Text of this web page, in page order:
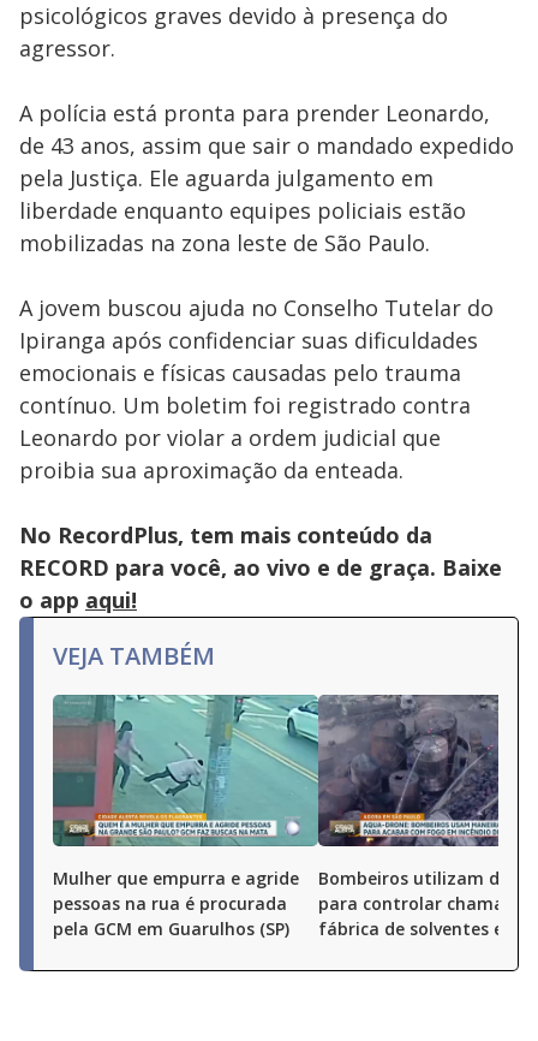
psicológicos graves devido à presença do
agressor.
A polícia está pronta para prender Leonardo,
de 43 anos, assim que sair o mandado expedido
pela Justiça. Ele aguarda julgamento em
liberdade enquanto equipes policiais estão
mobilizadas na zona leste de São Paulo.
A jovem buscou ajuda no Conselho Tutelar do
Ipiranga após confidenciar suas dificuldades
emocionais e físicas causadas pelo trauma
contínuo. Um boletim foi registrado contra
Leonardo por violar a ordem judicial que
proibia sua aproximação da enteada.
No RecordPlus, tem mais conteúdo da
RECORD para você, ao vivo e de graça. Baixe
o app aqui!
VEJA TAMBÉM
Mulher que empurra e agride
pessoas na rua é procurada
pela GCM em Guarulhos (SP)
Bombeiros utilizam
para controlar chamas
fábrica de solventes em